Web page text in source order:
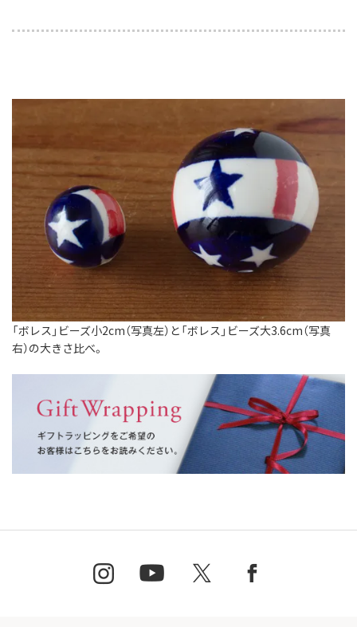
「ボレス」ビーズ小2cm（写真左）と「ボレス」ビーズ大3.6cm（写真
右）の大きさ比べ。